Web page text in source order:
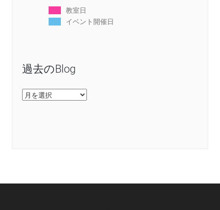
教室日
イベント開催日
過去のBlog
過
去